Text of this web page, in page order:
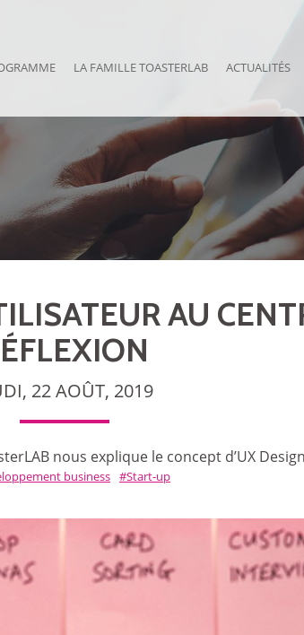
LA FAMILLE TOASTERLAB ACTUALITÉS
AU
22 AOÛT, 2019
nous explique le concept d’UX Design
business Start-up